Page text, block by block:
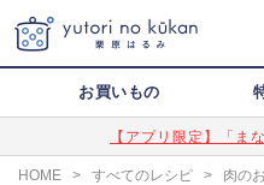
お買いもの
【アプリ限定】「ま
HOME > すべてのレシピ > 肉の